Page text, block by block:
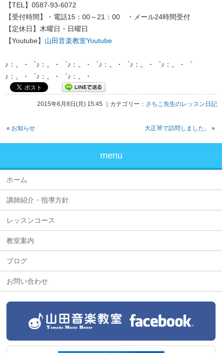
【TEL】0587-93-6072
【受付時間】・電話15：00～21：00 ・メール24時間受付
【定休日】木曜日・日曜日
【Youtube】 山田音楽教室Youtube
♪：。・゜♪：。・゜♪：。・゜♪：。・゜♪：。・゜♪：。・゜
♪：。・゜♪：。・゜♪：。・
2015年6月8日(月) 15:45 ｜カテゴリー： さちこ先生のレッスン日記
« お知らせ 大正琴で訪問しました。 »
menu
ホーム
講師紹介・指導方針
レッスンコース
教室案内
ブログ
お問い合わせ